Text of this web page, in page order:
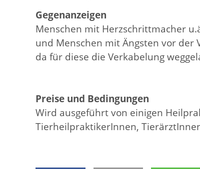
Gegenanzeigen
Menschen mit Herzschrittmacher
und Menschen mit Ängsten vor
da für diese die Verkabelung
Preise und Bedingungen
Wird ausgeführt von einigen
TierheilpraktikerInnen,